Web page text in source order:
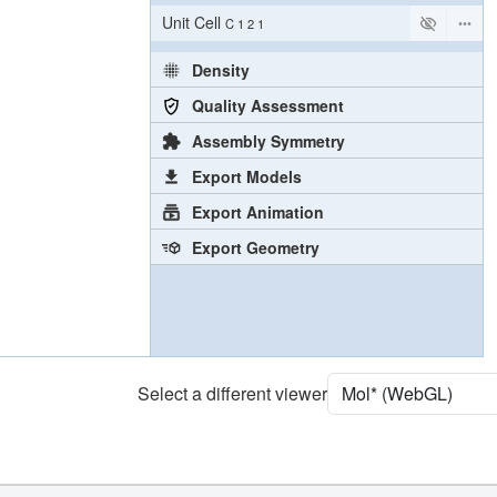
Unit Cell C 1 2 1
Density
Quality Assessment
Assembly Symmetry
Export Models
Export Animation
Export Geometry
Select a different viewer